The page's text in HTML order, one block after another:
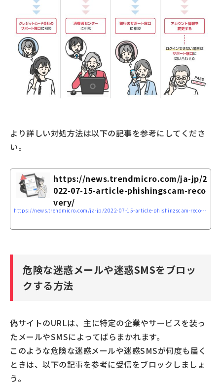
より詳しい対処方法は以下の記事を参考にしてくださ
い。
https://news.trendmicro.com/ja-jp/2
022-07-15-article-phishingscam-reco
very/
https://news.trendmicro.com/ja-jp/2022-07-15-article-phishingscam-recovery/
危険な迷惑メールや迷惑SMSをブロッ
クする方法
偽サイトのURLは、主に特定の企業やサービスを装っ
たメールやSMSによってばらまかれます。
このような危険な迷惑メールや迷惑SMSが何度も届く
ときは、以下の記事を参考に受信をブロックしましょ
う。